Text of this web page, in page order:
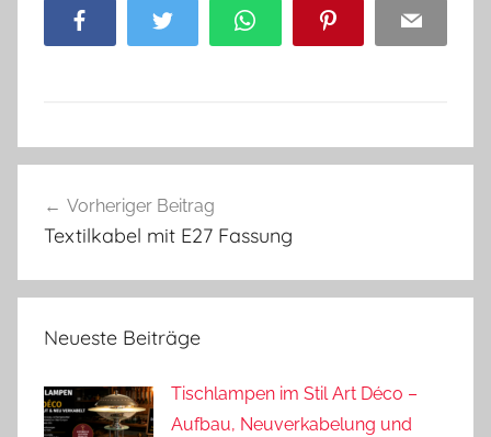
Facebook Twitter WhatsApp Pinterest Email
Vorheriger Beitrag
Textilkabel mit E27 Fassung
Neueste Beiträge
Tischlampen im Stil Art Déco –
Aufbau, Neuverkabelung und